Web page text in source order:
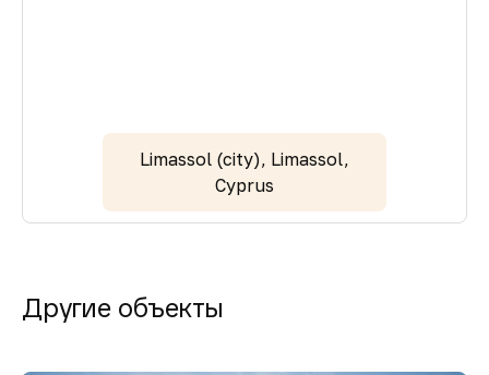
Limassol (city), Limassol,
Cyprus
Другие объекты